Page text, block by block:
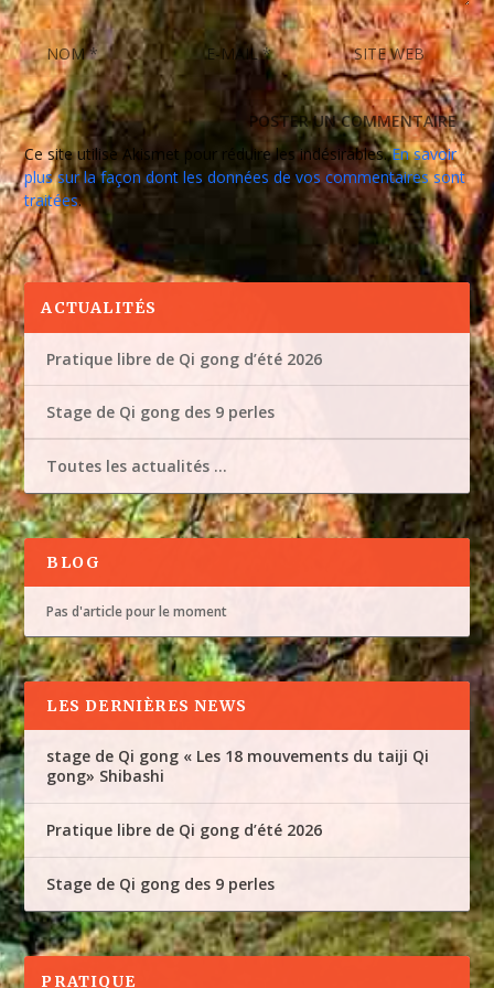
Ce site utilise Akismet pour réduire les indésirables.En savoir
plus sur la façon dont les données de vos commentaires sont
traitées.
ACTUALITÉS
Pratique libre de Qi gong d’été 2026
Stage de Qi gong des 9 perles
Toutes les actualités …
BLOG
Pas d'article pour le moment
LES DERNIÈRES NEWS
stage de Qi gong « Les 18 mouvements du taiji Qi
gong» Shibashi
Pratique libre de Qi gong d’été 2026
Stage de Qi gong des 9 perles
PRATIQUE